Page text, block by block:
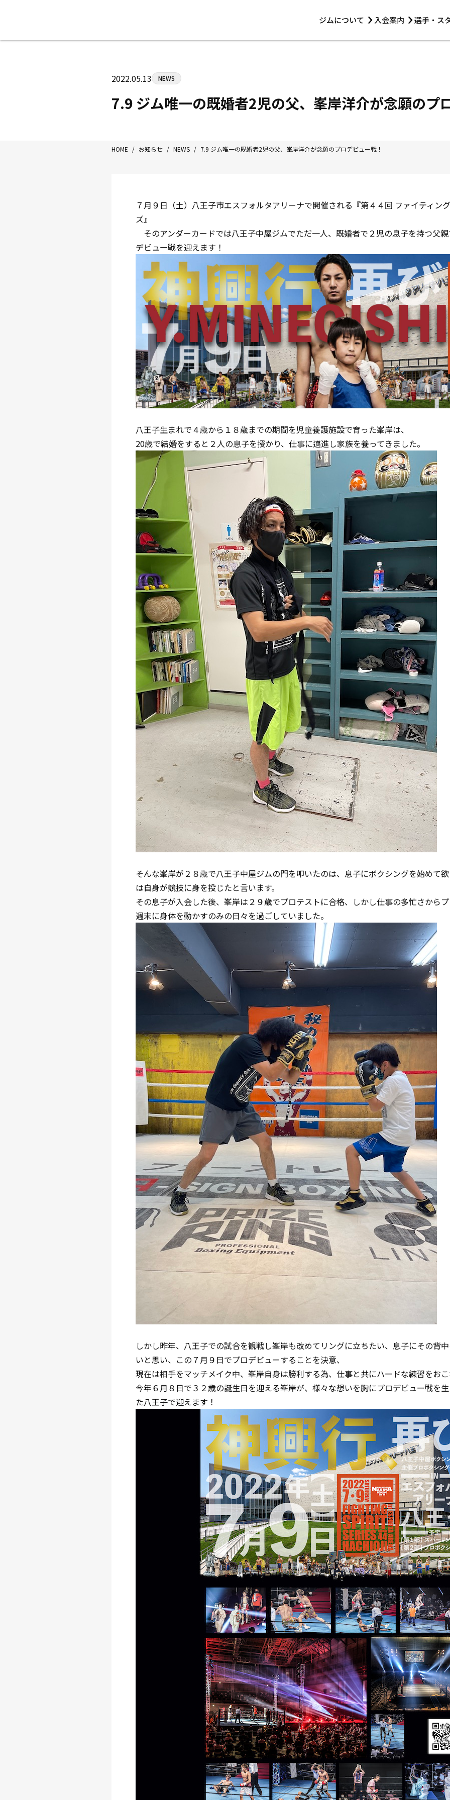
ジムについて 入会案内 選手・ス
Tel/Fax：042-622-7222
選手・スタッフ
2022.05.13 NEWS
7.9 ジム唯一の既婚者2児の父、峯岸洋介が念願のプ
HOME / お知らせ / NEWS / 7.9 ジム唯一の既婚者2児の父、峯岸洋介が念願のプロデビュー戦！
７月９日（土）八王子市エスフォルタアリーナで開催される『第４４回 ファイティン
ズ』
そのアンダーカードでは八王子中屋ジムでただ一人、既婚者で２児の息子を持つ父
デビュー戦を迎えます！
八王子生まれで４歳から１８歳までの期間を児童養護施設で育った峯岸は、
20歳で結婚をすると２人の息子を授かり、仕事に邁進し家族を養ってきました。
そんな峯岸が２８歳で八王子中屋ジムの門を叩いたのは、息子にボクシングを始めて
は自身が競技に身を投じたと言います。
その息子が入会した後、峯岸は２９歳でプロテストに合格、しかし仕事の多忙さから
週末に身体を動かすのみの日々を過ごしていました。
しかし昨年、八王子での試合を観戦し峯岸も改めてリングに立ちたい、息子にその背
いと思い、この７月９日でプロデビューすることを決意、
現在は相手をマッチメイク中、峯岸自身は勝利する為、仕事と共にハードな練習をお
今年６月８日で３２歳の誕生日を迎える峯岸が、様々な想いを胸にプロデビュー戦を
た八王子で迎えます！